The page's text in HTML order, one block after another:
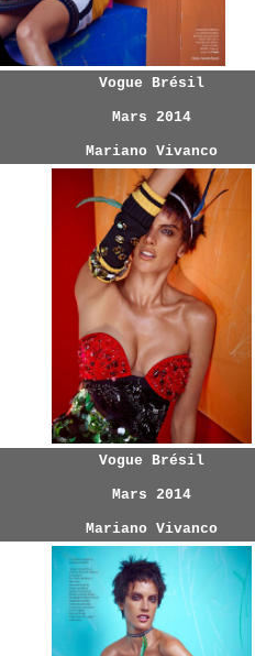
Vogue Brésil
Mars 2014
Mariano Vivanco
Vogue Brésil
Mars 2014
Mariano Vivanco